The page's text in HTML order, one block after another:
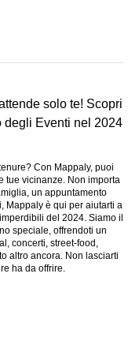
solo te! Scopri
degli Eventi nel 2024
Con Mappaly, puoi
tue vicinanze. Non importa
un appuntamento
Mappaly è qui per aiutarti a
del 2024. Siamo il
speciale, offrendoti un
concerti, street-food,
altro ancora. Non lasciarti
ha da offrire.